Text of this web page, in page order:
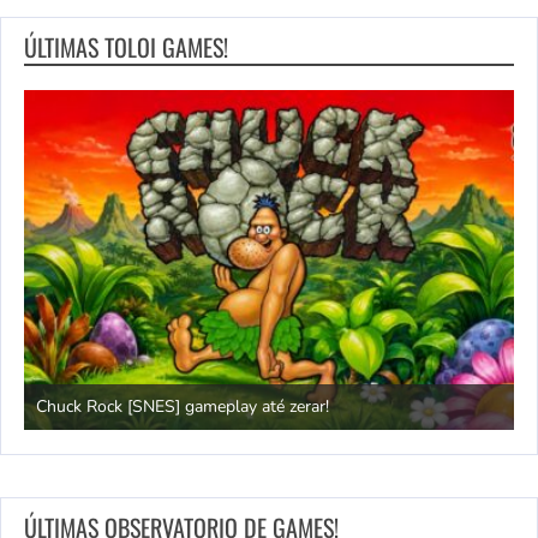
ÚLTIMAS TOLOI GAMES!
Chuck Rock [SNES] gameplay até zerar!
ÚLTIMAS OBSERVATORIO DE GAMES!